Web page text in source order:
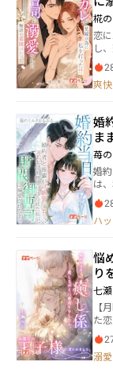
中
未来
力
に、確
も
椛
恋
し
た
もよ
ラ
だということ
す
棒猫
ン
を
夜
で
は
草
味
か
ク
す
していく。
も
に
のか。 「風野さん。過去の
はどう？」 ？？？
っ
爽快
婚
ま
に
苺
婚
は
ていたの
た
に“ま
めに、
婚約
現
人
たという。 「
員、踏み
の
は
見下ろして
ハ
悩
り
た
七
【月曜 00:05am 更新予定
た恋
結
に
溺愛